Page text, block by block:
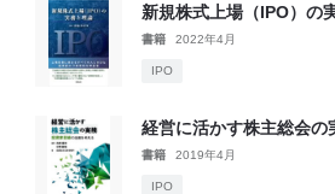
新規株式上場（IPO）の
書籍 2022年4月
IPO
経営に活かす株主総会の
書籍 2019年4月
IPO